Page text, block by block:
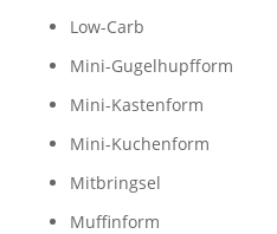
Low-Carb
Mini-Gugelhupfform
Mini-Kastenform
Mini-Kuchenform
Mitbringsel
Muffinform